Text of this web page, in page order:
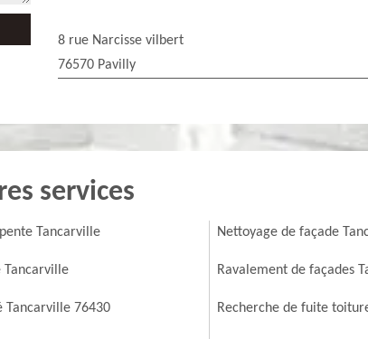
8 rue Narcisse vilbert
76570 Pavilly
services
Tancarville
Tancarville
Tancarville 76430
Nettoyage de façade
Ravalement de façades
Recherche de fuite